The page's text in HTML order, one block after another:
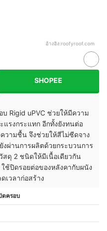
อ้างอิง:roofyroof.com
SHOPEE
Rigid uPVC ช่วยให้มีความ
รงกระแทก อีกทั้งยังทนต่อ
วามชื้น จึงช่วยให้สีไม่ซีดจาง
งผ่านการผลิตด้วยกระบวนการ
สดุ 2 ชนิดให้มีเนื้อเดียวกัน
ช้ปิดรอยต่อของหลังคากับผนัง
เวลาก่อสร้าง
ครอบ